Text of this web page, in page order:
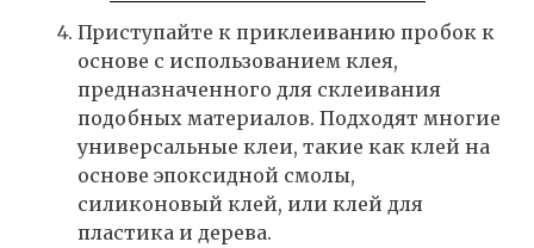
Приступайте к приклеиванию пробок к
основе с использованием клея,
предназначенного для склеивания
подобных материалов. Подходят многие
универсальные клеи, такие как клей на
основе эпоксидной смолы,
силиконовый клей, или клей для
пластика и дерева.